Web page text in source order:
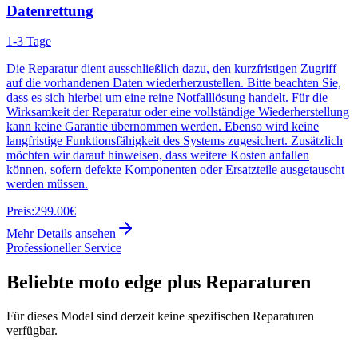
Datenrettung
1-3 Tage
Die Reparatur dient ausschließlich dazu, den kurzfristigen Zugriff
auf die vorhandenen Daten wiederherzustellen. Bitte beachten Sie,
dass es sich hierbei um eine reine Notfalllösung handelt. Für die
Wirksamkeit der Reparatur oder eine vollständige Wiederherstellung
kann keine Garantie übernommen werden. Ebenso wird keine
langfristige Funktionsfähigkeit des Systems zugesichert. Zusätzlich
möchten wir darauf hinweisen, dass weitere Kosten anfallen
können, sofern defekte Komponenten oder Ersatzteile ausgetauscht
werden müssen.
Preis:299.00€
Mehr Details ansehen
Professioneller Service
Beliebte moto edge plus Reparaturen
Für dieses Model sind derzeit keine spezifischen Reparaturen
verfügbar.